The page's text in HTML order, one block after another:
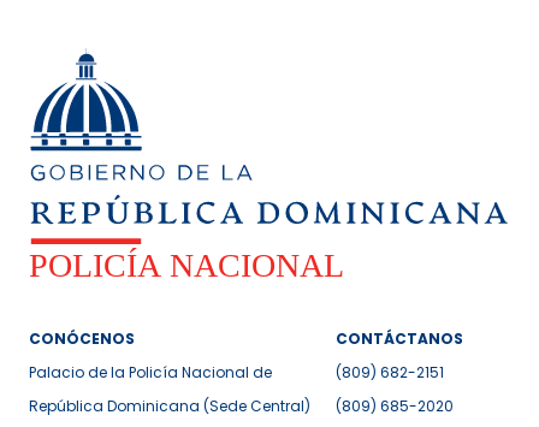
CONÓCENOS
Palacio de la Policía Nacional de
República Dominicana (Sede Central)
CONTÁCTANOS
(809) 682-2151
(809) 685-2020